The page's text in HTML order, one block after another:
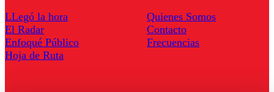
LLegó la hora
El Radar
Enfoqué Público
Hoja de Ruta
Quienes Somos
Contacto
Frecuencias